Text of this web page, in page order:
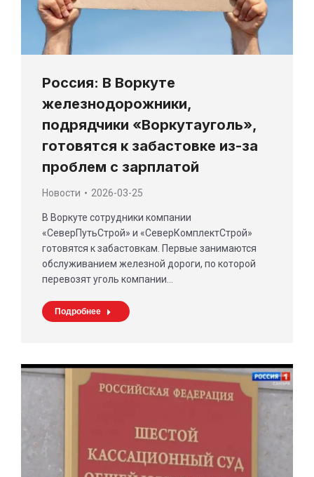
Россия: В Воркуте
железнодорожники,
подрядчики «Воркутауголь»,
готовятся к забастовке из-за
проблем с зарплатой
Новости 2026-03-25
В Воркуте сотрудники компании
«СеверПутьСтрой» и «СеверКомплектСтрой»
готовятся к забастовкам. Первые занимаются
обслуживанием железной дороги, по которой
перевозят уголь компании…
Подробнее